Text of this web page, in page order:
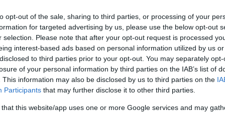
opt-out of the sale, sharing to third parties, or processing of your
for targeted advertising by us, please use the below opt-out
selection. Please note that after your opt-out request is processed
interest-based ads based on personal information utilized by us
to third parties prior to your opt-out. You may separately
of your personal information by third parties on the IAB’s list of
This information may also be disclosed by us to third parties on the
Participants that may further disclose it to other third parties.
that this website/app uses one or more Google services and may
21:03
20:53